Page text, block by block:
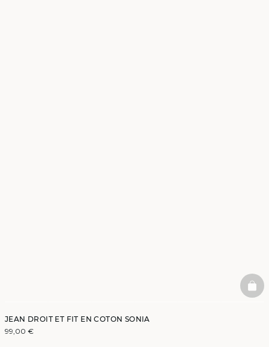
JEAN DROIT ET FIT EN COTON SONIA
99,00 €